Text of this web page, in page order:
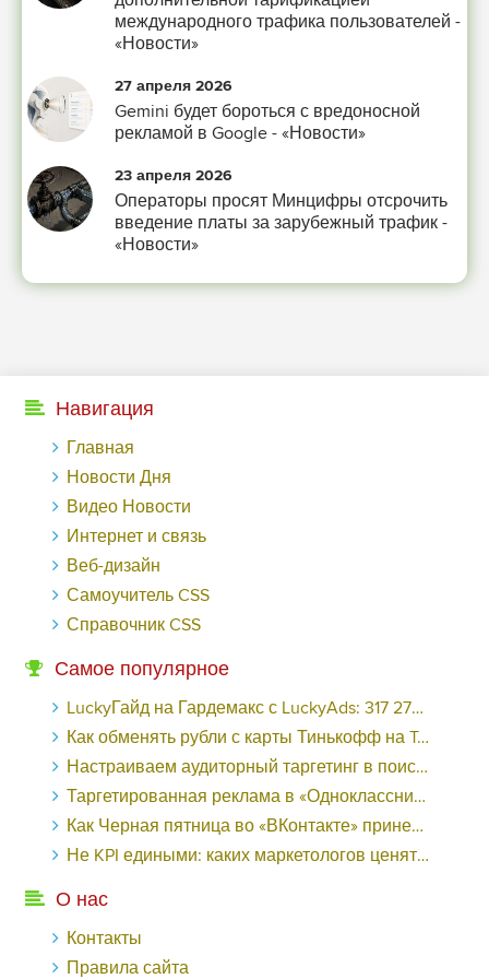
вы сами себе придумали.
-- Самое большое богатство — это ум. Самая большая нищета — глупость.
-- Лучшее, что можно сделать с хорошим советом, это пропустить его мимо
ушей. Он никогда не бывает полезен никому, кроме того, кто его дал.
-- Люблю давать советы и очень не люблю, когда их дают мне.
международного трафика пользователей -
«Новости»
27 апреля 2026
Gemini будет бороться с вредоносной
рекламой в Google - «Новости»
23 апреля 2026
Операторы просят Минцифры отсрочить
введение платы за зарубежный трафик -
«Новости»
Навигация
Главная
Новости Дня
Видео Новости
Интернет и связь
Веб-дизайн
Самоучитель CSS
Справочник CSS
Самое популярное
LuckyГайд на Гардемакс с LuckyAds: 317 279 рублей за 10 дней - «Надо знать»
Как обменять рубли с карты Тинькофф на Tether ERC20 (USDT)?
Настраиваем аудиторный таргетинг в поисковой кампании Google Ads - «Заработок»
Таргетированная реклама в «Одноклассниках»: как ее настроить и нужно ли - «Заработок»
Как Черная пятница во «ВКонтакте» принесла магазину подарков 221 продажу по цене 38 рублей - «Заработок»
Не KPI едиными: каких маркетологов ценят - «Заработок»
О нас
Контакты
Правила сайта